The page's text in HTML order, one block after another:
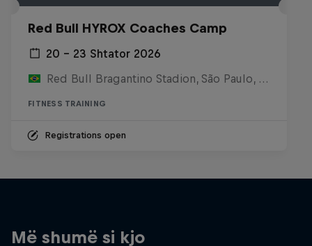
Red Bull HYROX Coaches Camp
20 – 23 Shtator 2026
Red Bull Bragantino Stadion, São Paulo, Brasilien
FITNESS TRAINING
Registrations open
Më shumë si kjo